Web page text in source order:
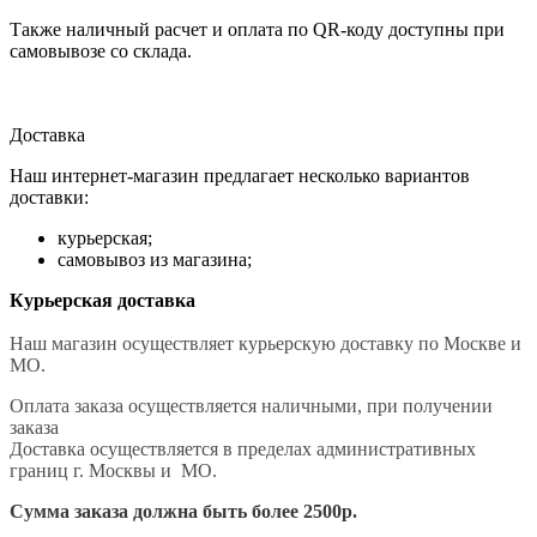
Также наличный расчет и оплата по QR-коду доступны при
самовывозе со склада.
Доставка
Наш интернет-магазин предлагает несколько вариантов
доставки:
курьерская;
самовывоз из магазина;
Курьерская доставка
Наш магазин осуществляет курьерскую доставку по Москве и
МО.
Оплата заказа осуществляется наличными, при получении
заказа
Доставка осуществляется в пределах административных
границ г. Москвы и МО.
Сумма заказа должна быть более 2500р.